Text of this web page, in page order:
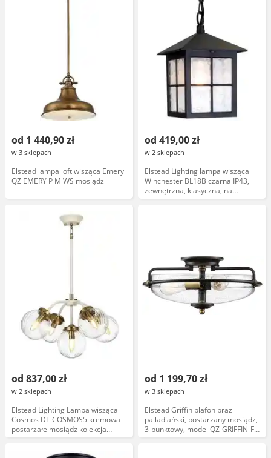
od 1 440,90 zł
w 3 sklepach
Elstead lampa loft wisząca Emery
QZ EMERY P M WS mosiądz
od 419,00 zł
w 2 sklepach
Elstead Lighting lampa wisząca
Winchester BL18B czarna IP43,
zewnętrzna, klasyczna, na
łańcuchu
od 837,00 zł
w 2 sklepach
Elstead Lighting Lampa wisząca
Cosmos DL-COSMOS5 kremowa
postarzałe mosiądz kolekcja
Cosmos
od 1 199,70 zł
w 3 sklepach
Elstead Griffin plafon brąz
palladiański, postarzany mosiądz,
3-punktowy, model QZ-GRIFFIN-F-
C-PNAB